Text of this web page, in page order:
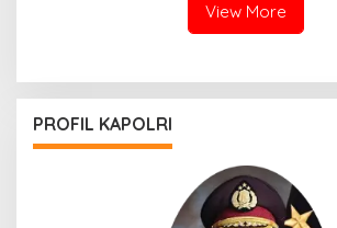
View More
PROFIL KAPOLRI